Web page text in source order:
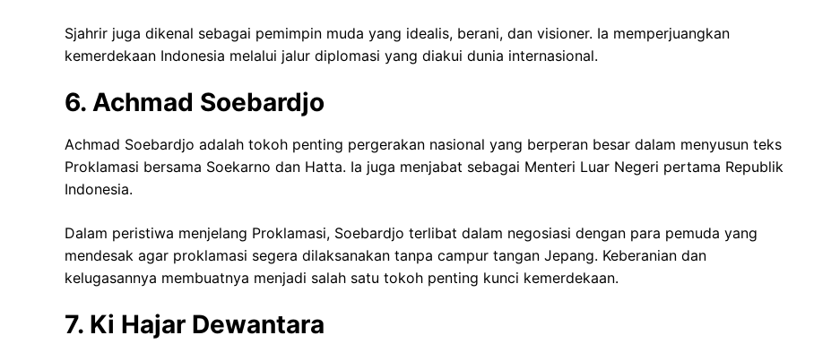
Sjahrir juga dikenal sebagai pemimpin muda yang idealis, berani, dan visioner. Ia memperjuangkan
kemerdekaan Indonesia melalui jalur diplomasi yang diakui dunia internasional.
6. Achmad Soebardjo
Achmad Soebardjo adalah tokoh penting pergerakan nasional yang berperan besar dalam menyusun teks
Proklamasi bersama Soekarno dan Hatta. Ia juga menjabat sebagai Menteri Luar Negeri pertama Republik
Indonesia.
Dalam peristiwa menjelang Proklamasi, Soebardjo terlibat dalam negosiasi dengan para pemuda yang
mendesak agar proklamasi segera dilaksanakan tanpa campur tangan Jepang. Keberanian dan
kelugasannya membuatnya menjadi salah satu tokoh penting kunci kemerdekaan.
7. Ki Hajar Dewantara